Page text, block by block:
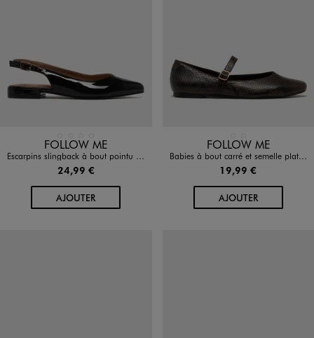
Disponible en 4 coloris
FOLLOW ME
Escarpins slingback à bout pointu et talon plat femme - Follow Me
24,99 €
AJOUTERAU PANIER
Disponible en 2 coloris
FOLLOW ME
Babies à bout carré et semelle plate femme
19,99 €
AJOUTERAU PANIER